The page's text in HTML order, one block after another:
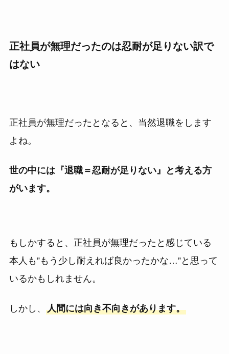
正社員が無理だったのは忍耐が足りない訳で
はない
正社員が無理だったとなると、当然退職をします
よね。
世の中には『退職＝忍耐が足りない』と考える方
がいます。
もしかすると、正社員が無理だったと感じている
本人も”もう少し耐えれば良かったかな…”と思って
いるかもしれません。
しかし、 人間には向き不向きがあります。